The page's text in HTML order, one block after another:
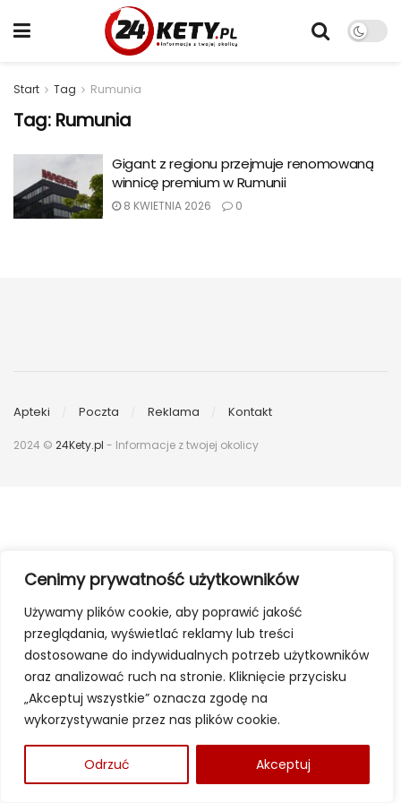
Cenimy prywatność użytkowników
Używamy plików cookie, aby poprawić jakość
przeglądania, wyświetlać reklamy lub treści
dostosowane do indywidualnych potrzeb użytkowników
oraz analizować ruch na stronie. Kliknięcie przycisku
„Akceptuj wszystkie” oznacza zgodę na
wykorzystywanie przez nas plików cookie.
Odrzuć Akceptuj
Start Tag Rumunia
Tag: Rumunia
Gigant z regionu przejmuje renomowaną
winnicę premium w Rumunii
8 KWIETNIA 2026 0
Apteki Poczta Reklama Kontakt
2024 © 24Kety.pl - Informacje z twojej okolicy